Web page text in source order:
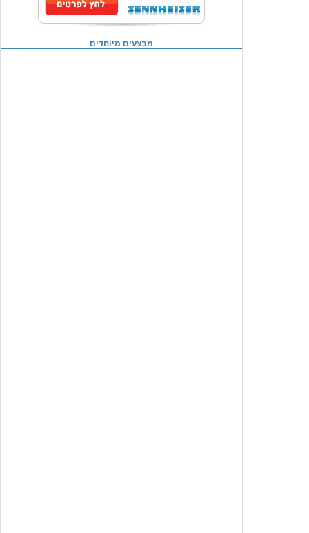
מבצעים מיוחדים